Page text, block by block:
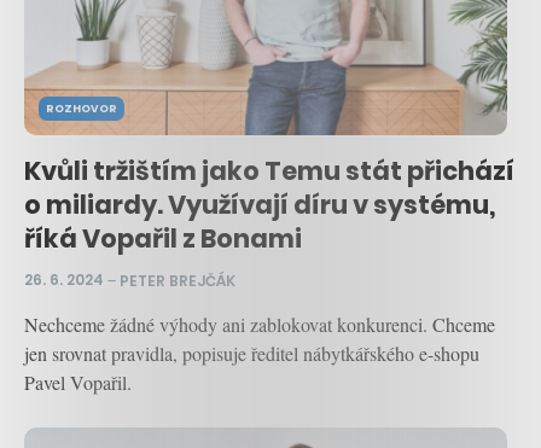
ROZHOVOR
Kvůli tržištím jako Temu stát přichází
o miliardy. Využívají díru v systému,
říká Vopařil z Bonami
26. 6. 2024 – PETER BREJČÁK
Nechceme žádné výhody ani zablokovat konkurenci. Chceme
jen srovnat pravidla, popisuje ředitel nábytkářského e-shopu
Pavel Vopařil.